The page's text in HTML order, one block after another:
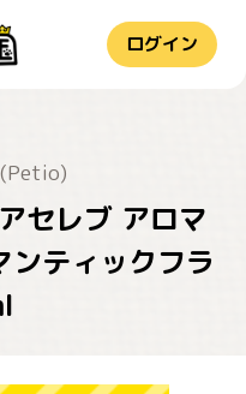
ログイン
セレブ アロマ
ティックフラ